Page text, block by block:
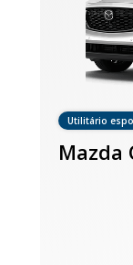
Utilitário
Mazda